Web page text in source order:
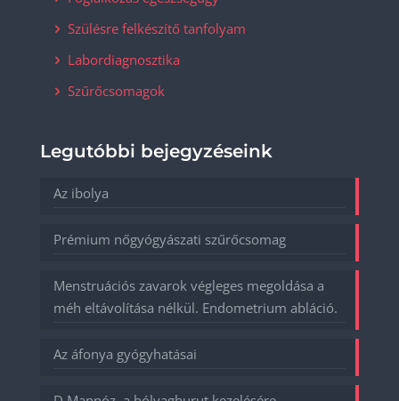
Szülésre felkészítő tanfolyam
Labordiagnosztika
Szűrőcsomagok
Legutóbbi bejegyzéseink
Az ibolya
Prémium nőgyógyászati szűrőcsomag
Menstruációs zavarok végleges megoldása a
méh eltávolítása nélkül. Endometrium abláció.
Az áfonya gyógyhatásai